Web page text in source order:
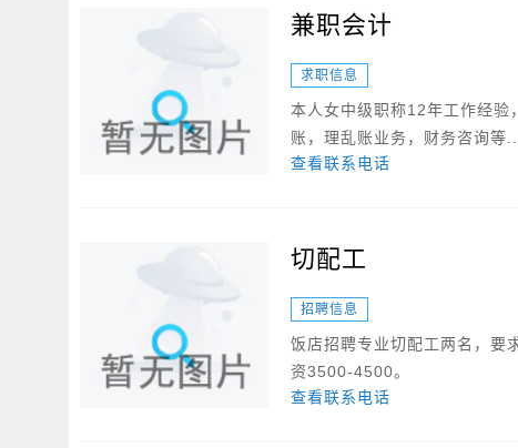
兼职会计
求职信息
本人女中级职称12年工作经验
账，理乱账业务，财务咨询等...
查看联系电话
切配工
招聘信息
饭店招聘专业切配工两名，要
资3500-4500。
查看联系电话